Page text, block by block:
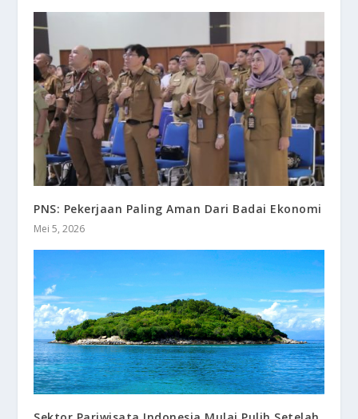
PNS: Pekerjaan Paling Aman Dari Badai Ekonomi
Mei 5, 2026